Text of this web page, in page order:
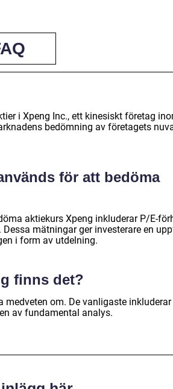
i Xpeng Inc., ett kinesiskt företag
bedömning av företagets
för att bedöma
aktiekurs Xpeng inkluderar P/E-
mätningar ger investerare en
i form av utdelning.
finns det?
medveten om. De vanligaste inkluderar
av fundamental analys.